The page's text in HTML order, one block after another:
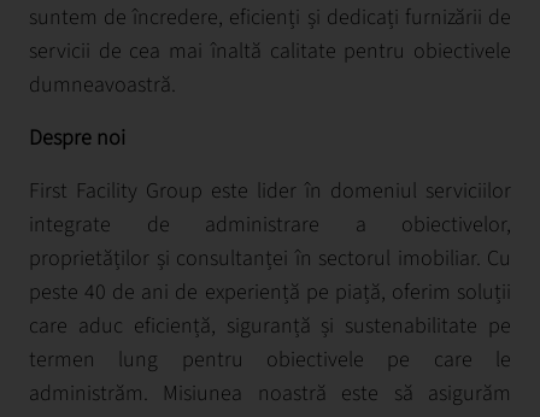
suntem de încredere, eficienți și dedicați furnizării de
servicii de cea mai înaltă calitate pentru obiectivele
dumneavoastră.
Despre noi
First Facility Group este lider în domeniul serviciilor
integrate de administrare a obiectivelor,
proprietăților și consultanței în sectorul imobiliar. Cu
peste 40 de ani de experiență pe piață, oferim soluții
care aduc eficiență, siguranță și sustenabilitate pe
termen lung pentru obiectivele pe care le
administrăm. Misiunea noastră este să asigurăm